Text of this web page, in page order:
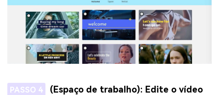
PASSO 4 (Espaço de trabalho): Edite o vídeo